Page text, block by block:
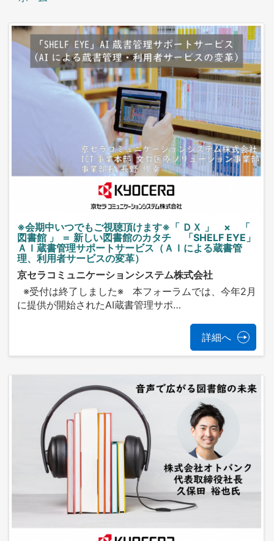
※会期中いつでもご視聴頂けます※「 ＤＸ 」 × 「
図書館 」 ＝ 新しい図書館のカタチ 「SHELF EYE」
ＡＩ蔵書管理サポートサービス（ＡＩによる蔵書管
理、利用者サービスの変革）
京セラコミュニケーションシステム株式会社
※受付は終了しました※ 本フォーラムでは、今年2月
に提供が開始されたAI蔵書管理サポ…
詳細へ